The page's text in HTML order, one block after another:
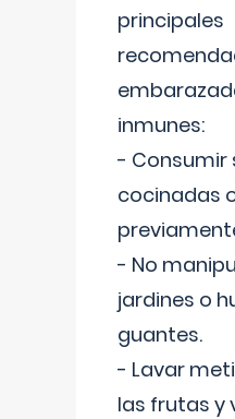
principales
inmunes:
- Consumir
cocinadas
- No
jardines o
guantes.
- Lavar
las frutas y